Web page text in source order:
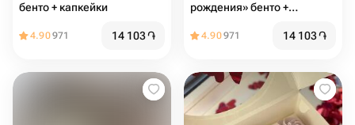
бенто + капкейки
4.90971 14 103֏
рождения» бенто +
4.90971 14 103֏